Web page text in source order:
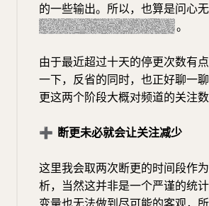
的一些输出。所以，也算是问心无
我总是理所应当停更的原因。
由于最近超过十天的停更次数有
一下，反省的同时，也正好聊一
更这两个阶段大概对频道的关注数
➕ 断更未必就会让关注减少
这里我会取两次断更的时间段作
析，当然这并非是一个严谨的统